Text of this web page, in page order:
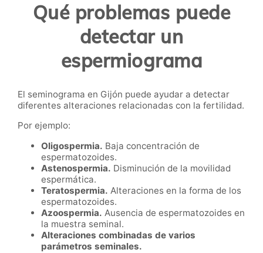
Qué problemas puede
detectar un
espermiograma
El seminograma en Gijón puede ayudar a detectar
diferentes alteraciones relacionadas con la fertilidad.
Por ejemplo:
Oligospermia. Baja concentración de
espermatozoides.
Astenospermia. Disminución de la movilidad
espermática.
Teratospermia. Alteraciones en la forma de los
espermatozoides.
Azoospermia. Ausencia de espermatozoides en
la muestra seminal.
Alteraciones combinadas de varios
parámetros seminales.